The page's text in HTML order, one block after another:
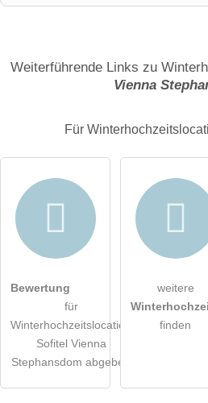
E-Mail-Adresse (wird nicht
Die Datenschutzerklärung habe ich
öffentliche Frage stellen
Hinweis:Bitte beachten Sie,
Weiterführende Links zu
Vienna
Für
Bewertung
für
Winterhochzeitslocation
Sofitel Vienna
Stephansdom abgeben
weitere
finden